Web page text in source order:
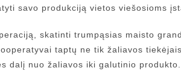
savo produkciją vietos viešosioms
skatinti trumpąsias maisto
taptų ne tik žaliavos
dalį nuo žaliavos iki galutinio